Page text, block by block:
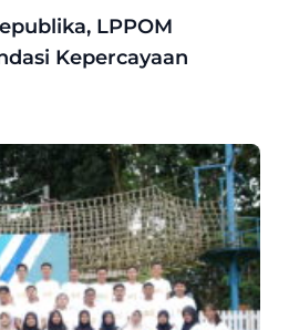
LPPOM
Kepercayaan